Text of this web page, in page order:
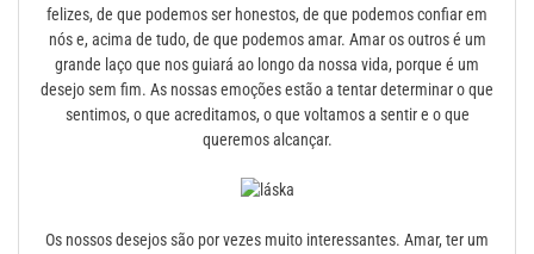
felizes, de que podemos ser honestos, de que podemos confiar em
nós e, acima de tudo, de que podemos amar. Amar os outros é um
grande laço que nos guiará ao longo da nossa vida, porque é um
desejo sem fim. As nossas emoções estão a tentar determinar o que
sentimos, o que acreditamos, o que voltamos a sentir e o que
queremos alcançar.
Os nossos desejos são por vezes muito interessantes. Amar, ter um